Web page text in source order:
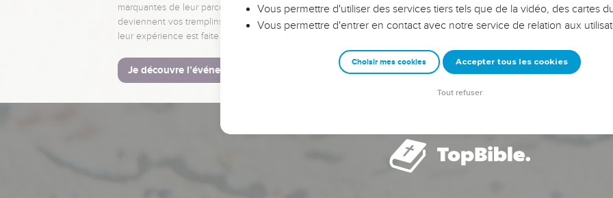
marquantes de leur parcours et les clés pour avancer avec plus de sagesse afin que leurs erreurs
deviennent vos tremplins. Que vous guidiez un ministère, une équipe, un groupe ou une famille,
leur expérience est faite pour vous.
Je découvre l’événement
Vous permettre d'utiliser des services tiers tels que de la vidéo, des cartes
Vous permettre d'entrer en contact avec notre service de relation aux
Choisir mes cookies Accepter tous les cookies
Tout refuser